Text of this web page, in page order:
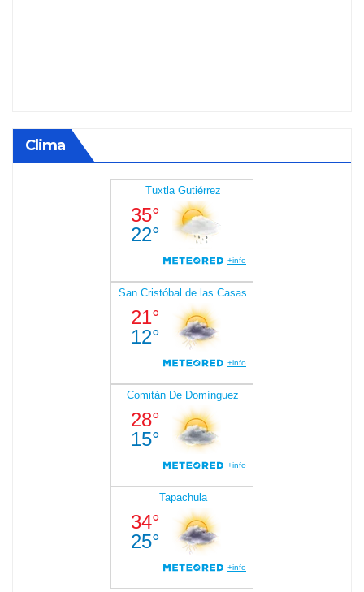
Clima